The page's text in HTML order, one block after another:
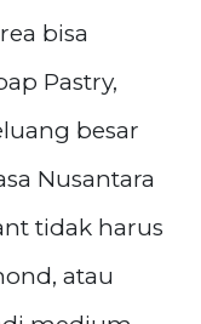
bisa
Pastry,
besar
Nusantara
tidak harus
atau